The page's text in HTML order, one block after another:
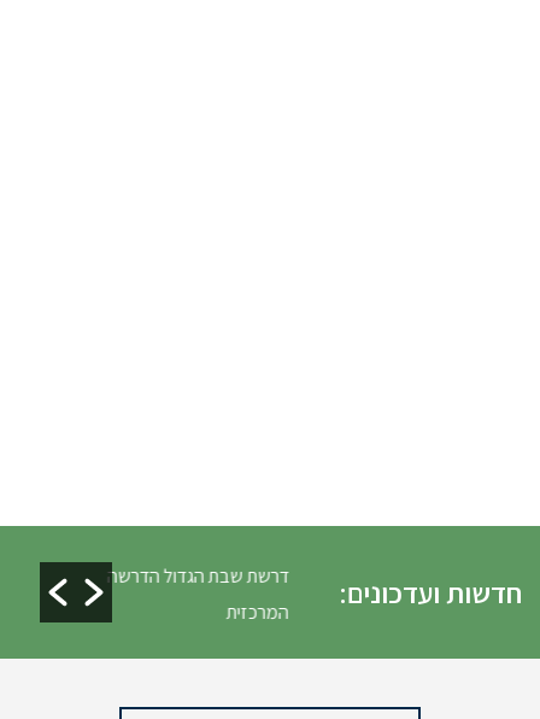
חדשות ועדכונים:
דרשת שבת הגדול הדרשה
המרכזית